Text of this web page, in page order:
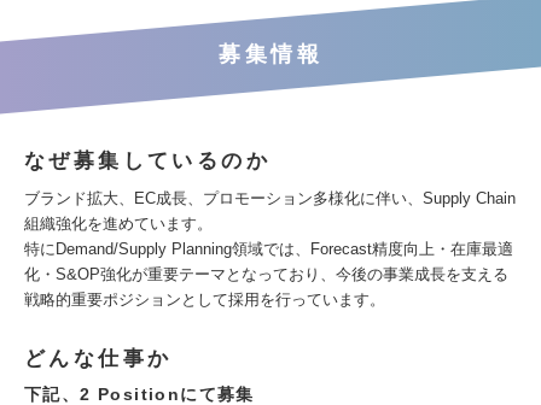
募集情報
なぜ募集しているのか
ブランド拡大、EC成長、プロモーション多様化に伴い、Supply Chain
組織強化を進めています。
特にDemand/Supply Planning領域では、Forecast精度向上・在庫最適
化・S&OP強化が重要テーマとなっており、今後の事業成長を支える
戦略的重要ポジションとして採用を行っています。
どんな仕事か
下記、2 Positionにて募集